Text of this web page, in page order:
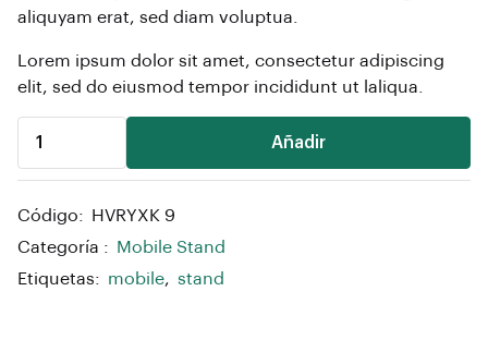
aliquyam erat, sed diam voluptua.
Lorem ipsum dolor sit amet, consectetur adipiscing
elit, sed do eiusmod tempor incididunt ut laliqua.
Añadir
Código:
HVRYXK 9
Categoría :
Mobile Stand
Etiquetas: mobile, stand